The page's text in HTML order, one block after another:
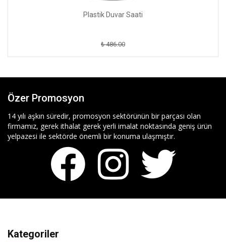
Plastik Duvar Saati
₺ 486.00
Özer Promosyon
14 yılı aşkın süredir, promosyon sektörünün bir parçası olan
firmamız, gerek ithalat gerek yerli imalat noktasında geniş ürün
yelpazesi ile sektörde önemli bir konuma ulaşmıştır.
Kategoriler